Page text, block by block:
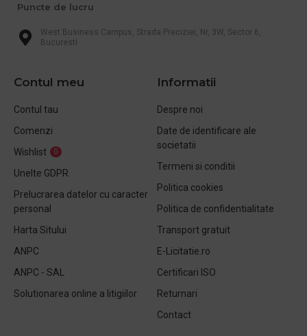
Puncte de lucru
West Business Campus, Strada Preciziei, Nr, 3W, Sector 6,
Bucuresti
Contul meu
Contul tau
Comenzi
Wishlist
0
Unelte GDPR
Prelucrarea datelor cu caracter
personal
Harta Sitului
ANPC
ANPC - SAL
Solutionarea online a litigiilor
Informatii
Despre noi
Date de identificare ale
societatii
Termeni si conditii
Politica cookies
Politica de confidentialitate
Transport gratuit
E-Licitatie.ro
Certificari ISO
Returnari
Contact